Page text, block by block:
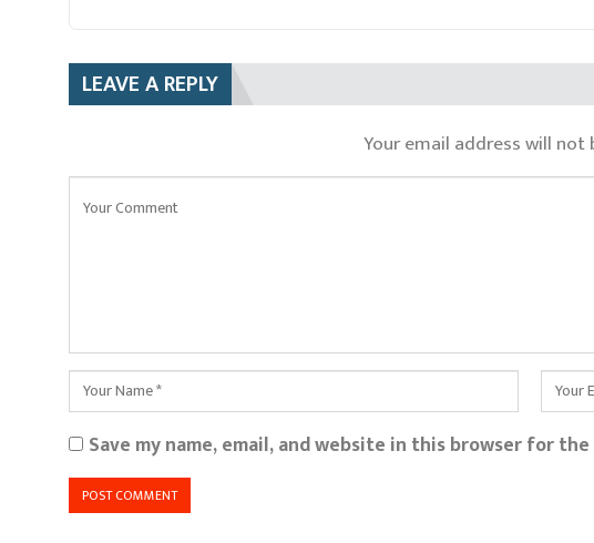
LEAVE A REPLY
Your email address will not
Save my name, email, and website in this browser for